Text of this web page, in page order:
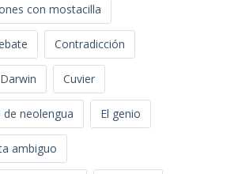
con mostacilla
Contradicción
Cuvier
neolengua El genio
ambiguo